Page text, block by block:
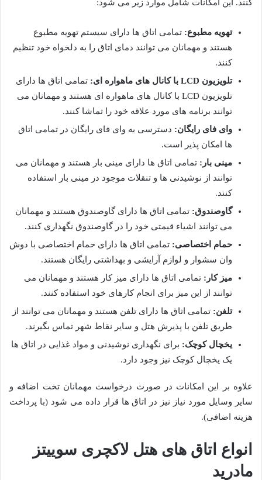
کنند. این امکانات شامل موارد زیر می شود:
تهویه مطبوع: تمامی اتاق ها دارای سیستم تهویه مطبوع
هستند و مهمانان می توانند دمای اتاق را به دلخواه خود تنظیم
کنند.
تلویزیون LCD با کانال های ماهواره ای:
تمامی اتاق ها دارای
تلویزیون LCD با کانال های ماهواره ای هستند و مهمانان می
توانند برنامه های مورد علاقه خود را تماشا کنند.
وای فای رایگان: دسترسی به وای فای رایگان در تمامی اتاق
ها امکان پذیر است.
مینی بار: تمامی اتاق ها دارای مینی بار هستند و مهمانان می
توانند از نوشیدنی ها و تنقلات موجود در مینی بار استفاده
کنند.
گاوصندوق: تمامی اتاق ها دارای گاوصندوق هستند و مهمانان
می توانند اشیاء قیمتی خود را در گاوصندوق نگهداری کنند.
حمام اختصاصی: تمامی اتاق ها دارای حمام اختصاصی با دوش
وان سشوار و لوازم آرایشی و بهداشتی رایگان هستند.
میز کار: تمامی اتاق ها دارای میز کار هستند و مهمانان می
توانند از این میز برای انجام کارهای خود استفاده کنند.
تلفن: تمامی اتاق ها دارای تلفن هستند و مهمانان می توانند از
طریق تلفن با پذیرش هتل و سایر نقاط شهر تماس بگیرند.
یخچال کوچک: برای نگهداری نوشیدنی و مواد غذایی در اتاق ها
یک یخچال کوچک نیز وجود دارد.
علاوه بر این امکانات در صورت درخواست مهمانان تخت اضافه و
سایر وسایل مورد نیاز نیز در اتاق ها قرار داده می شود (با پرداخت
هزینه اضافی).
انواع اتاق های هتل لاکچری سوییتز
مادرید